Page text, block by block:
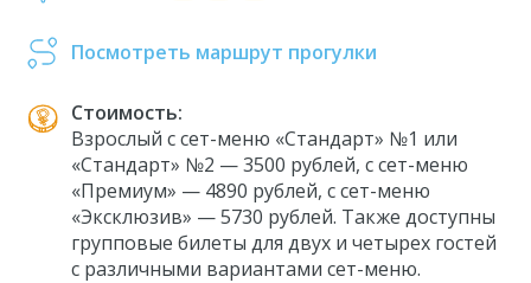
Посмотреть маршрут прогулки
Стоимость:
Взрослый с сет-меню «Стандарт» №1 или
«Стандарт» №2 — 3500 рублей, с сет-меню
«Премиум» — 4890 рублей, с сет-меню
«Эксклюзив» — 5730 рублей. Также доступны
групповые билеты для двух и четырех гостей
с различными вариантами сет-меню.